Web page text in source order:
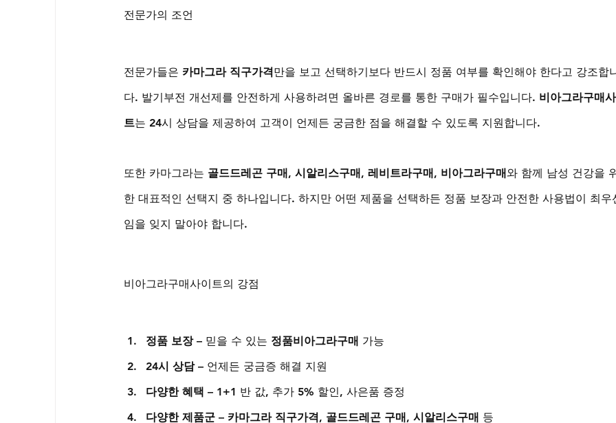
전문가의 조언
전문가들은 카마그라 직구가격만을 보고 선택하기보다 반드시 정품 여부를 확인해야 한다고 강조합
다. 발기부전 개선제를 안전하게 사용하려면 올바른 경로를 통한 구매가 필수입니다. 비아그라구매
트는 24시 상담을 제공하여 고객이 언제든 궁금한 점을 해결할 수 있도록 지원합니다.
또한 카마그라는 골드드레곤 구매, 시알리스구매, 레비트라구매, 비아그라구매와 함께 남성 건강을
한 대표적인 선택지 중 하나입니다. 하지만 어떤 제품을 선택하든 정품 보장과 안전한 사용법이 최우
임을 잊지 말아야 합니다.
비아그라구매사이트의 강점
정품 보장 – 믿을 수 있는 정품비아그라구매 가능
24시 상담 – 언제든 궁금증 해결 지원
다양한 혜택 – 1+1 반 값, 추가 5% 할인, 사은품 증정
다양한 제품군 – 카마그라 직구가격, 골드드레곤 구매, 시알리스구매 등